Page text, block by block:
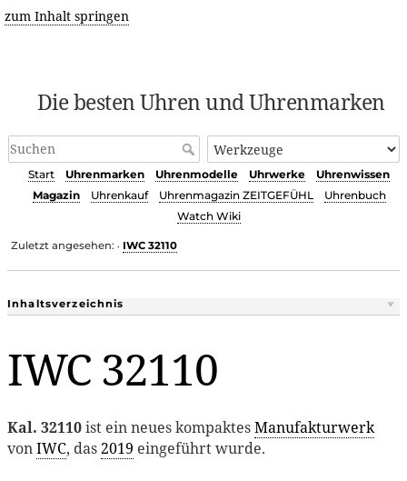
zum Inhalt springen
Die besten Uhren und Uhrenmarken
Start Uhrenmarken Uhrenmodelle Uhrwerke
Uhrenwissen
Magazin
Uhrenkauf Uhrenmagazin ZEITGEFÜHL
Uhrenbuch
Watch Wiki
Zuletzt angesehen: • IWC 32110
Inhaltsverzeichnis
IWC 32110
Kal. 32110ist ein neues kompaktesManufakturwerk
vonIWC, das2019 eingeführt wurde.